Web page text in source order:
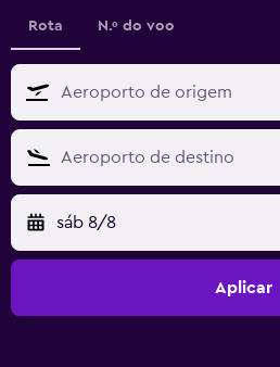
Rota N.º do voo
sáb 8/8
Aplicar